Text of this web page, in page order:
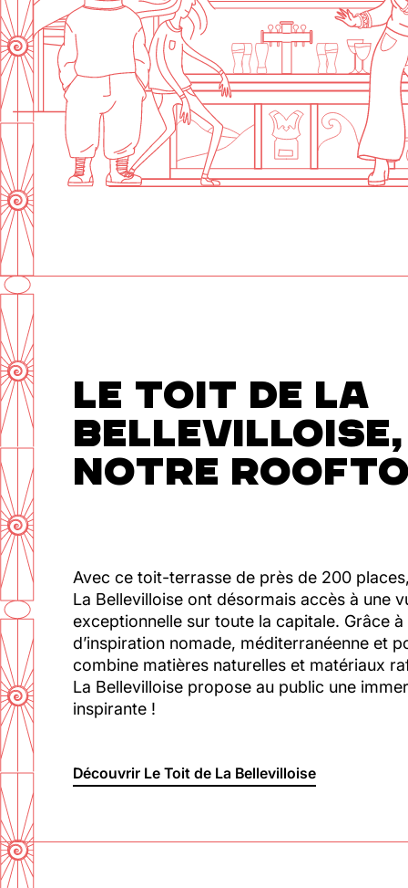
Sam : 15h00 - 23h00
Dim : 15h00 - 22h00
Lun, Mar : Fermé
Du Mercredi au Dimanche
Nous suivre
LE TOIT DE LA
BELLEVILLOISE,
NOTRE
Avec ce toit-terrasse de près de 200
La Bellevilloise ont désormais accès à une
exceptionnelle sur toute la capitale. Grâce
d’inspiration nomade, méditerranéenne et
combine matières naturelles et matériaux
La Bellevilloise propose au public une
inspirante !
Découvrir Le Toit de La Bellevilloise